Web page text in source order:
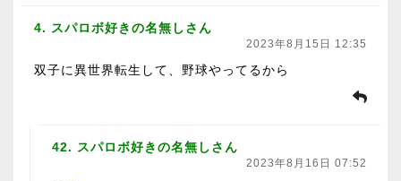
4. スパロボ好きの名無しさん
2023年8月15日 12:35
双子に異世界転生して、野球やってるから
42. スパロボ好きの名無しさん
2023年8月16日 07:52